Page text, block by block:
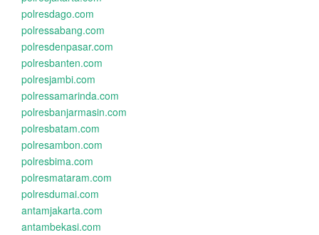
polresdago.com
polressabang.com
polresdenpasar.com
polresbanten.com
polresjambi.com
polressamarinda.com
polresbanjarmasin.com
polresbatam.com
polresambon.com
polresbima.com
polresmataram.com
polresdumai.com
antamjakarta.com
antambekasi.com